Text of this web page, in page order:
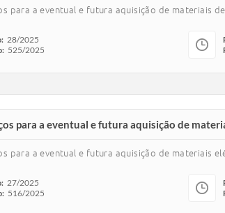
para a eventual e futura aquisição de materiais
28/2025
525/2025
para a eventual e futura aquisição de
para a eventual e futura aquisição de materiais
27/2025
516/2025